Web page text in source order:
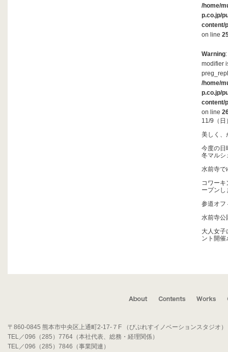
/home/
p.co.jp/
content/
on line
Warning
modifier
/home/
p.co.jp/
content/
on line
11/9（日
美しく、
今度の
冬マルシ
水前寺で
コワー
ープンし
参道オフ
水前寺公
大人女子
ント開催
〒860-0845 熊本市中央区上通町2-17-７F （びぷれすイノベーションスタジオ）
TEL／096（285）7764（本社代表、総務・経理関係）
TEL／096（285）7846（事業関連）